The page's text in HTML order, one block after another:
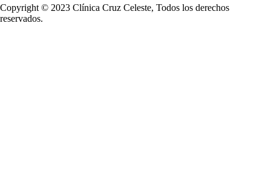
Copyright © 2023 Clínica Cruz Celeste, Todos los derechos
reservados.